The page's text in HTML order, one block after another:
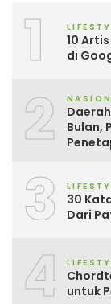
1
10
di
2
Bulan,
3
30
Dari
4
untuk